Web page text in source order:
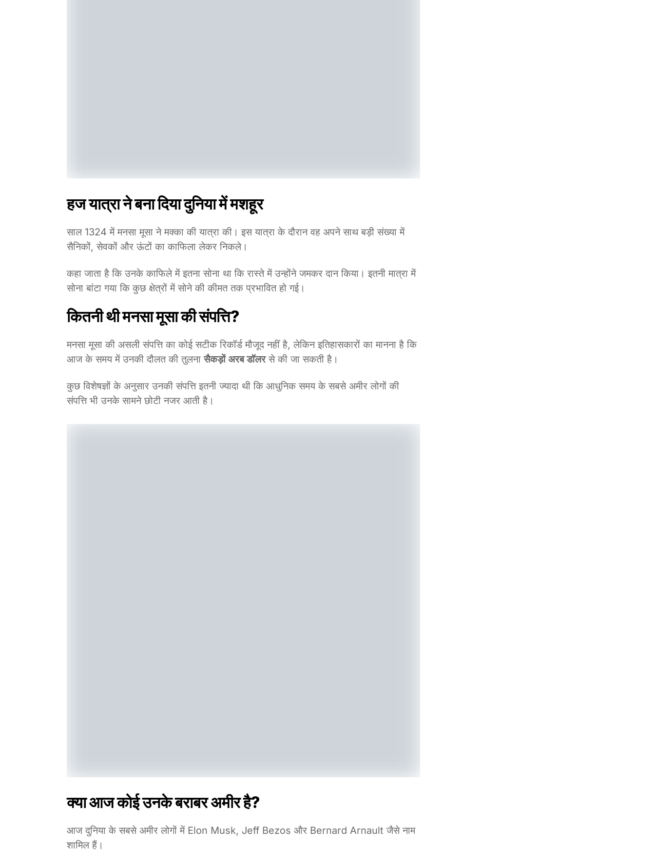
हज यात्रा ने बना दिया दुनिया में मशहूर
साल 1324 में मनसा मूसा ने मक्का की यात्रा की। इस यात्रा के दौरान वह अपने साथ बड़ी संख्या में
सैनिकों, सेवकों और ऊंटों का काफिला लेकर निकले।
कहा जाता है कि उनके काफिले में इतना सोना था कि रास्ते में उन्होंने जमकर दान किया। इतनी मात्रा में
सोना बांटा गया कि कुछ क्षेत्रों में सोने की कीमत तक प्रभावित हो गई।
कितनी थी मनसा मूसा की संपत्ति?
मनसा मूसा की असली संपत्ति का कोई सटीक रिकॉर्ड मौजूद नहीं है, लेकिन इतिहासकारों का मानना है कि
आज के समय में उनकी दौलत की तुलनासैकड़ों अरब डॉलरसे की जा सकती है।
कुछ विशेषज्ञों के अनुसार उनकी संपत्ति इतनी ज्यादा थी कि आधुनिक समय के सबसे अमीर लोगों की
संपत्ति भी उनके सामने छोटी नजर आती है।
क्या आज कोई उनके बराबर अमीर है?
आज दुनिया के सबसे अमीर लोगों में Elon Musk, Jeff Bezos और Bernard Arnault जैसे नाम
शामिल हैं।